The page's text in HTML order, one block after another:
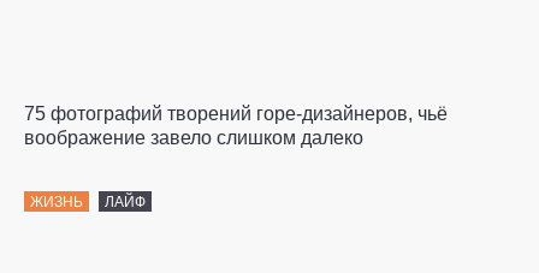
75 фотографий творений горе-дизайнеров, чьё
воображение завело слишком далеко
ЖИЗНЬ ЛАЙФ